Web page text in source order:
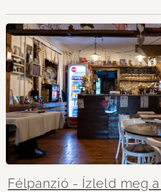
Félpanzió - Ízleld meg